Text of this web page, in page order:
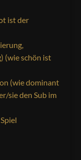
ist der
(wie schön ist
(wie dominant
sie den Sub im